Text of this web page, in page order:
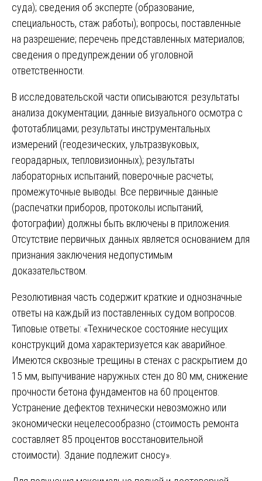
суда); сведения об эксперте (образование,
специальность, стаж работы); вопросы, поставленные
на разрешение; перечень представленных материалов;
сведения о предупреждении об уголовной
ответственности.
В исследовательской части описываются: результаты
анализа документации; данные визуального осмотра с
фототаблицами; результаты инструментальных
измерений (геодезических, ультразвуковых,
георадарных, тепловизионных); результаты
лабораторных испытаний; поверочные расчеты;
промежуточные выводы. Все первичные данные
(распечатки приборов, протоколы испытаний,
фотографии) должны быть включены в приложения.
Отсутствие первичных данных является основанием для
признания заключения недопустимым
доказательством.
Резолютивная часть содержит краткие и однозначные
ответы на каждый из поставленных судом вопросов.
Типовые ответы: «Техническое состояние несущих
конструкций дома характеризуется как аварийное.
Имеются сквозные трещины в стенах с раскрытием до
15 мм, выпучивание наружных стен до 80 мм, снижение
прочности бетона фундаментов на 60 процентов.
Устранение дефектов технически невозможно или
экономически нецелесообразно (стоимость ремонта
составляет 85 процентов восстановительной
стоимости). Здание подлежит сносу».